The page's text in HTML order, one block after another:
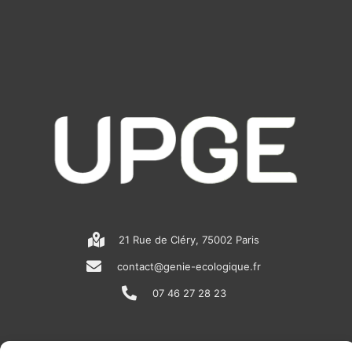
21 Rue de Cléry, 75002 Paris
contact@genie-ecologique.fr
07 46 27 28 23